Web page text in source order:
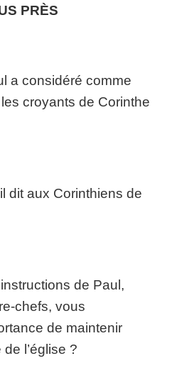
PRÈS
a considéré comme
croyants de Corinthe
dit aux Corinthiens de
de Paul,
chefs, vous
de maintenir
de l’église ?